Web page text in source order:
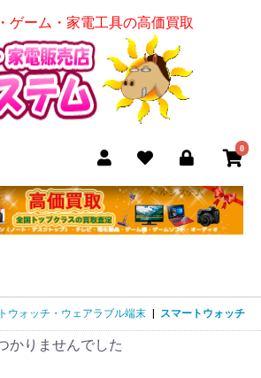
ゲーム・家電工具の高価買取
0
ウォッチ・ウェアラブル端末 | スマートウォッチ
かりませんでした